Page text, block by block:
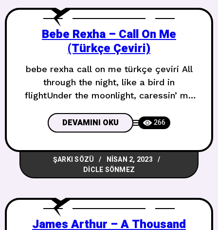
Bebe Rexha – Call On Me
(Türkçe Çeviri)
bebe rexha call on me türkçe çeviri All
through the night, like a bird in
flightUnder the moonlight, caressin’ me
for thisIt’s been the longest time Bütün
gece, uçmakta olan bir kuş gibiAy ışığının
altında, beni okşuyorsunBunun için ne
kadar beklediğimi sadece Tanrı bilirÇok
uzun zaman oldu You
DEVAMINI OKU 266
ŞARKI SÖZÜ
NISAN 2, 2023
DICLE SÖNMEZ
James Arthur – A Thousand